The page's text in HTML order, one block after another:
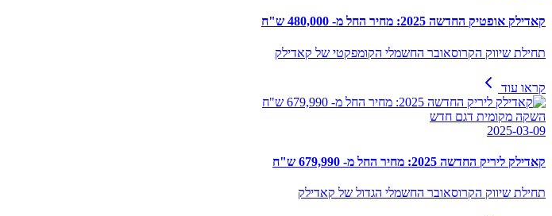
קאדילק אופטיק החדשה 2025: מחיר החל מ- 480,000 ש"ח
תחילת שיווק הקרוסאובר החשמלי הקומפקטי של קאדילק
קראו עוד
השקה מקומית דגם חדש
2025-03-09
קאדילק ליריק החדשה 2025: מחיר החל מ- 679,990 ש"ח
תחילת שיווק הקרוסאובר החשמלי הגדול של קאדילק